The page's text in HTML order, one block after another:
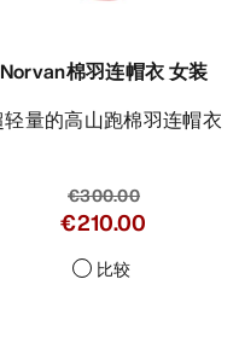
Norvan棉羽连帽衣 女装
超轻量的高山跑棉羽连帽衣
€300.00
€210.00
比较